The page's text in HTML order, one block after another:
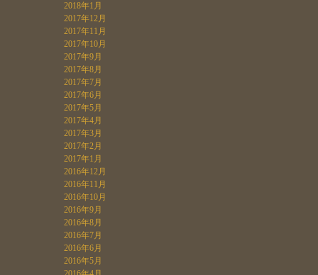
2018年1月
2017年12月
2017年11月
2017年10月
2017年9月
2017年8月
2017年7月
2017年6月
2017年5月
2017年4月
2017年3月
2017年2月
2017年1月
2016年12月
2016年11月
2016年10月
2016年9月
2016年8月
2016年7月
2016年6月
2016年5月